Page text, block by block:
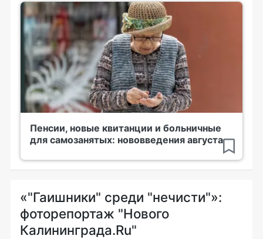
Пенсии, новые квитанции и больничные
для самозанятых: нововведения августа
«"Гаишники" среди "нечисти"»:
фоторепортаж "Нового
Калининграда.Ru"